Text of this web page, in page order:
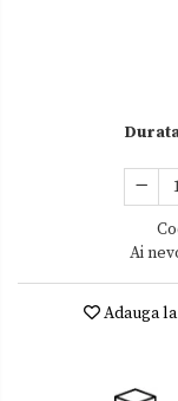
Ai
Adauga